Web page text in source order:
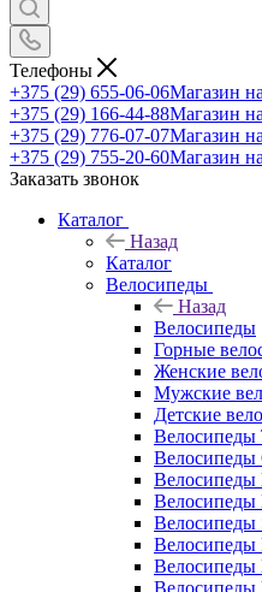
Телефоны
+375 (29) 655-06-06Магазин
+375 (29) 166-44-88Магазин
+375 (29) 776-07-07Магазин
+375 (29) 755-20-60Магазин
Заказать звонок
Каталог
Назад
Каталог
Велосипеды
Назад
Велосипеды
Горные
Женские
Мужские
Детские
Велосипеды
Велосипеды
Велосипеды
Велосипеды
Велосипеды
Велосипеды
Велосипеды
Велосипеды